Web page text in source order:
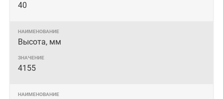
40
Высота, мм
4155